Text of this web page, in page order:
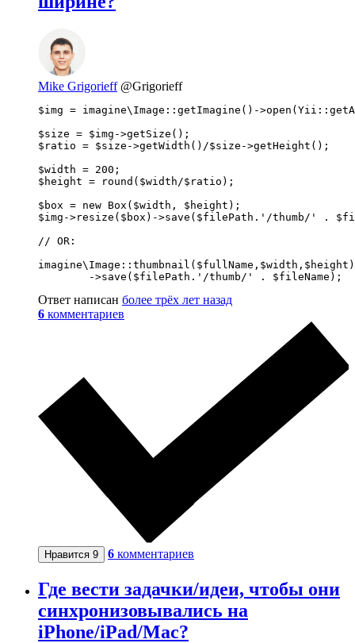
Mike Grigorieff @Grigorieff
$img = imagine\Image::getImagine()-
$size = $img->getSize();
$ratio = $size->getWidth()/$size->getHeight();
$width = 200;
$height = round($width/$ratio);
$box = new Box($width, $height);
$img->resize($box)->save($filePath.'/thumb/' .
// OR:
imagine\Image::thumbnail($fullName,$width,$height)
        ->save($filePath.'/thumb/' . $fileName);
Ответ написан более трёх лет назад
6 комментариев
Нравится 9 6 комментариев
Где вести задачки/идеи, чтобы они
синхронизовывались на
iPhone/iPad/Mac?